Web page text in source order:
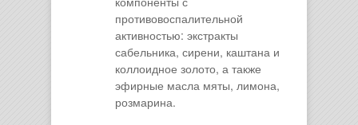
противовоспалительной
активностью: экстракты
сабельника, сирени, каштана и
коллоидное золото, а также
эфирные масла мяты, лимона,
розмарина.